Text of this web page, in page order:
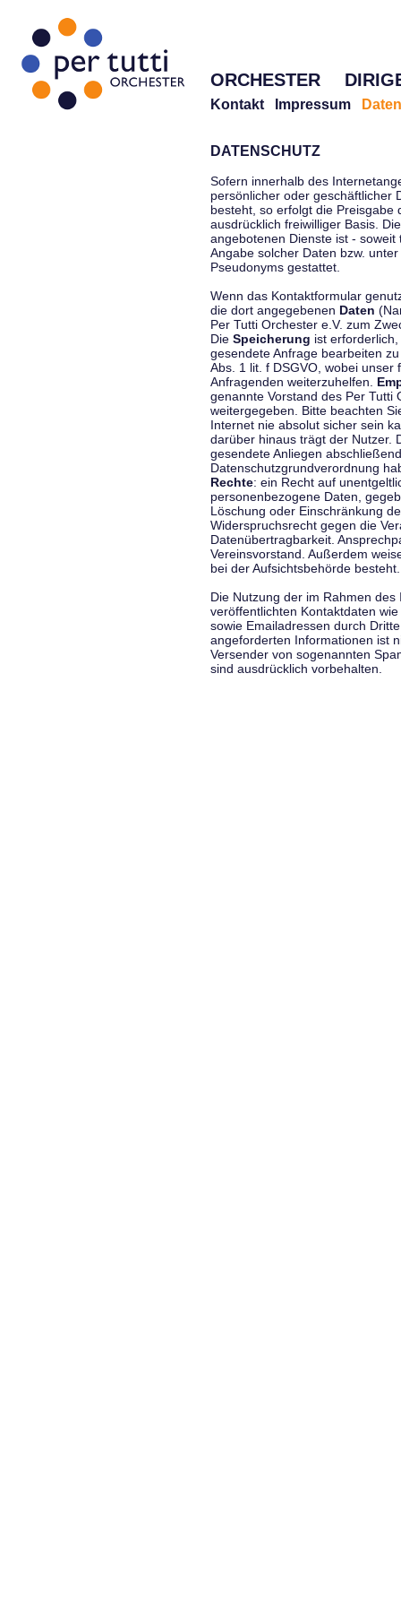
ORCHESTER
Kontakt Impressum
DATENSCHUTZ
Sofern innerhalb des
persönlicher oder geschäftlicher
besteht, so erfolgt die Preisgabe
ausdrücklich freiwilliger Basis.
angebotenen Dienste ist -
Angabe solcher Daten bzw.
Pseudonyms gestattet.
Wenn das Kontaktformular
die dort angegebenen Daten
Per Tutti Orchester e.V. zum
Die Speicherung ist
gesendete Anfrage bearbeiten
Abs. 1 lit. f DSGVO, wobei
Anfragenden weiterzuhelfen.
genannte Vorstand des Per Tutti
weitergegeben. Bitte beachten
Internet nie absolut sicher sein
darüber hinaus trägt der Nutzer.
gesendete Anliegen
Datenschutzgrundverordnung
Rechte: ein Recht auf
personenbezogene Daten,
Löschung oder Einschränkung
Widerspruchsrecht gegen die
Datenübertragbarkeit.
Vereinsvorstand. Außerdem
bei der Aufsichtsbehörde besteht.
Die Nutzung der im Rahmen
veröffentlichten Kontaktdaten
sowie Emailadressen durch
angeforderten Informationen ist
Versender von sogenannten
sind ausdrücklich vorbehalten.